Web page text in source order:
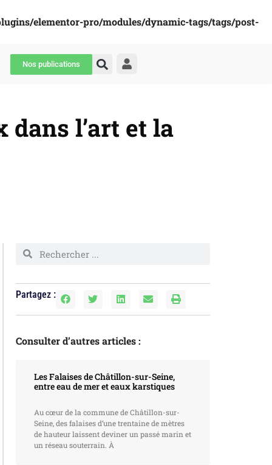
elementor-pro/modules/dynamic-tags/tags/post-
Nos publications
dans l’art et la
Partagez :
Consulter d’autres articles :
Les Falaises de Châtillon-sur-Seine,
entre eau de mer et eaux karstiques
Au cœur de la commune de Châtillon-sur-
Seine, des falaises d’une trentaine de mètres
de hauteur laissent deviner un passé marin et
un réseau souterrain. À